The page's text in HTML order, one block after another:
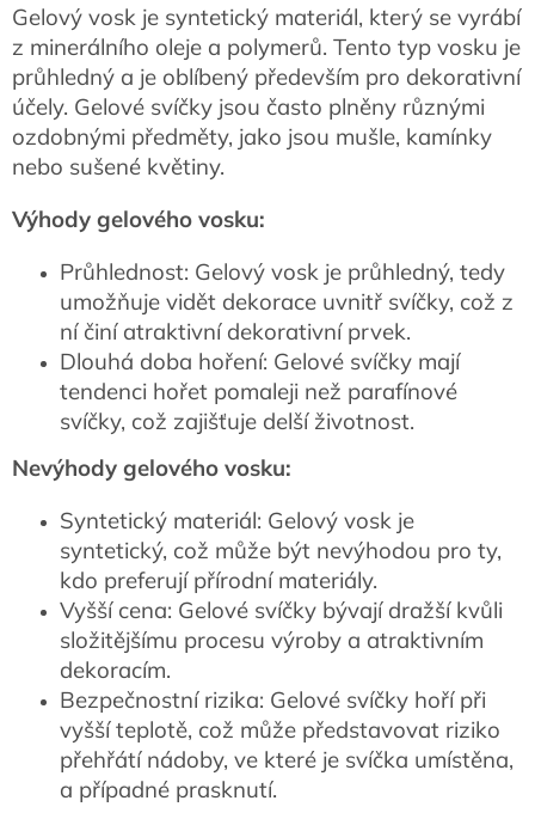
Gelový vosk je syntetický materiál, který se vyrábí
z minerálního oleje a polymerů. Tento typ vosku je
průhledný a je oblíbený především pro dekorativní
účely. Gelové svíčky jsou často plněny různými
ozdobnými předměty, jako jsou mušle, kamínky
nebo sušené květiny.
Výhody gelového vosku:
Průhlednost: Gelový vosk je průhledný, tedy
umožňuje vidět dekorace uvnitř svíčky, což z
ní činí atraktivní dekorativní prvek.
Dlouhá doba hoření: Gelové svíčky mají
tendenci hořet pomaleji než parafínové
svíčky, což zajišťuje delší životnost.
Nevýhody gelového vosku:
Syntetický materiál: Gelový vosk je
syntetický, což může být nevýhodou pro ty,
kdo preferují přírodní materiály.
Vyšší cena: Gelové svíčky bývají dražší kvůli
složitějšímu procesu výroby a atraktivním
dekoracím.
Bezpečnostní rizika: Gelové svíčky hoří při
vyšší teplotě, což může představovat riziko
přehřátí nádoby, ve které je svíčka umístěna,
a případné prasknutí.